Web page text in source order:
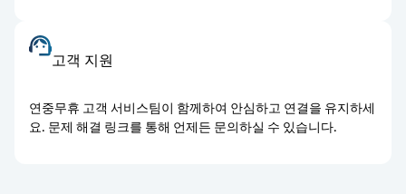
고객 지원
연중무휴 고객 서비스팀이 함께하여 안심하고 연결을 유지하세
요. 문제 해결 링크를 통해 언제든 문의하실 수 있습니다.